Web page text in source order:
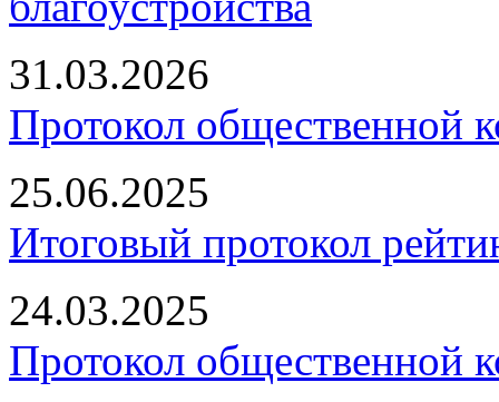
31.03.2026
Протокол общественной
25.06.2025
Итоговый протокол
24.03.2025
Протокол общественной